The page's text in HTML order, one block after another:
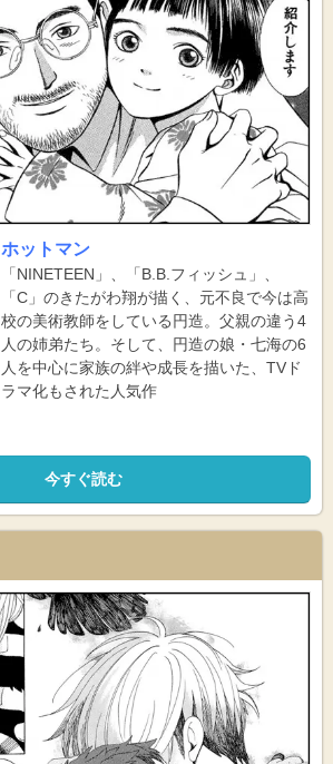
ホットマン
「NINETEEN」、「B.B.フィッシュ」、
「C」のきたがわ翔が描く、元不良で今は高
校の美術教師をしている円造。父親の違う4
人の姉弟たち。そして、円造の娘・七海の6
人を中心に家族の絆や成長を描いた、TVド
ラマ化もされた人気作
今すぐ読む